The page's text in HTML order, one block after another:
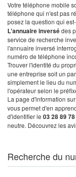
Votre téléphone mobile
téléphone qui n'est pas
posez la question qui
L'annuaire inversédes
service de recherche
l'annuaire inversé
numéro de téléphone
Trouver l'identité du
une entreprise soit un
simplement le lieu du
l'opérateur selon le
La page d'information
vous permet d'en
d'identifier le 03 28 89
neutre. Découvrez les
Recherche du